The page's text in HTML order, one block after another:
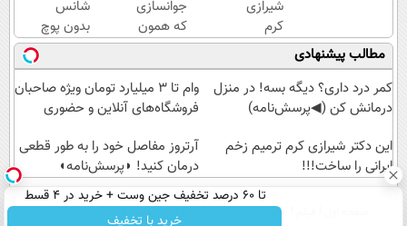
دکتر
کرم
ترمیم
کننده
23
روزه
شیرازی
کرم
ترمیم
زخم
ایرانی را
ساخت!!!
جوانسازی
که همون
جلسه‌ی
اول اثرشو
نشون
می‌ده،
می‌مونه
شانس
بدون پوچ
|
بچرخونش
1000 دلار
تتر ببر!
مطالب پیشنهادی
کمر درد داری؟ دیگه بسه! در منزل
درمانش کن (◀پرسش‌نامه)
وام تا ۳ میلیارد تومان ویژه صاحبان
فروشگاه‌های آنلاین و حضوری
این دکتر شیرازی کرم ترمیم زخم
ایرانی را ساخت!!!
آرتروز مفاصل خود را به طور قطعی
درمان کنید! ◗پرسش‌نامه◖
تا 60 درصد تخفیف جین وست + خرید در 4 قسط
خرید با تخفیف
عصر ایران۲ تماس با ما